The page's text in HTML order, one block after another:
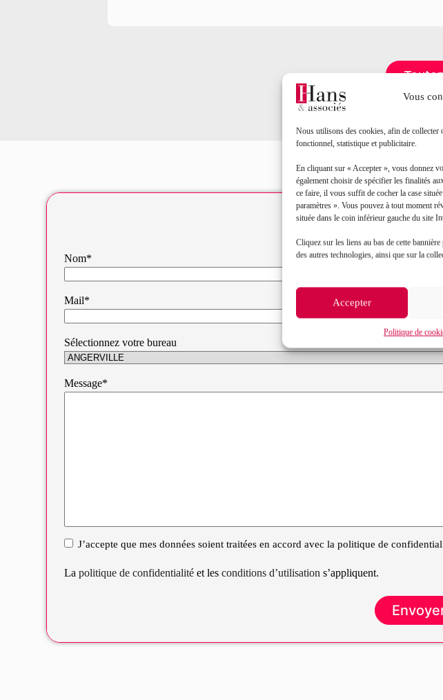
Vous
Nous utilisons des cookies, afin de
fonctionnel, statistique et publicitaire.
En cliquant sur « Accepter », vous donnez
également choisir de spécifier les finalités
ce faire, il vous suffit de cocher la case
paramètres ». Vous pouvez à tout moment
située dans le coin inférieur gauche du site
Cliquez sur les liens au bas de cette
des autres technologies, ainsi que sur la
Accepter
Politique de
Nom*
Mail*
Sélectionnez votre bureau
Message*
RGPDJ’accepte que mes données soient traitées en accord avec la politique de
Lapolitique de confidentialité et lesconditions d’utilisations’appliquent.